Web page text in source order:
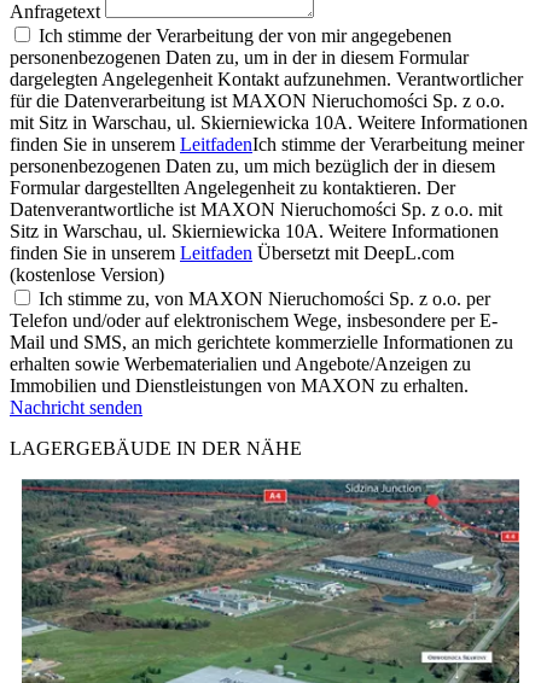
Anfragetext
Ich stimme der Verarbeitung der von mir angegebenen
personenbezogenen Daten zu, um in der in diesem Formular
dargelegten Angelegenheit Kontakt aufzunehmen. Verantwortlicher
für die Datenverarbeitung ist MAXON Nieruchomości Sp. z o.o.
mit Sitz in Warschau, ul. Skierniewicka 10A. Weitere Informationen
finden Sie in unserem LeitfadenIch stimme der Verarbeitung meiner
personenbezogenen Daten zu, um mich bezüglich der in diesem
Formular dargestellten Angelegenheit zu kontaktieren. Der
Datenverantwortliche ist MAXON Nieruchomości Sp. z o.o. mit
Sitz in Warschau, ul. Skierniewicka 10A. Weitere Informationen
finden Sie in unserem Leitfaden Übersetzt mit DeepL.com
(kostenlose Version)
Ich stimme zu, von MAXON Nieruchomości Sp. z o.o. per
Telefon und/oder auf elektronischem Wege, insbesondere per E-
Mail und SMS, an mich gerichtete kommerzielle Informationen zu
erhalten sowie Werbematerialien und Angebote/Anzeigen zu
Immobilien und Dienstleistungen von MAXON zu erhalten.
Nachricht senden
LAGERGEBÄUDE IN DER NÄHE